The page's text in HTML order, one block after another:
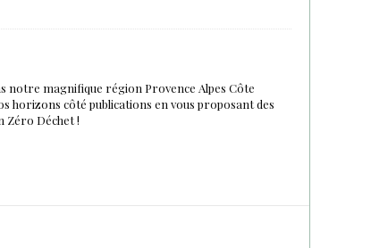
notre magnifique région Provence Alpes Côte
horizons côté publications en vous proposant des
Zéro Déchet !